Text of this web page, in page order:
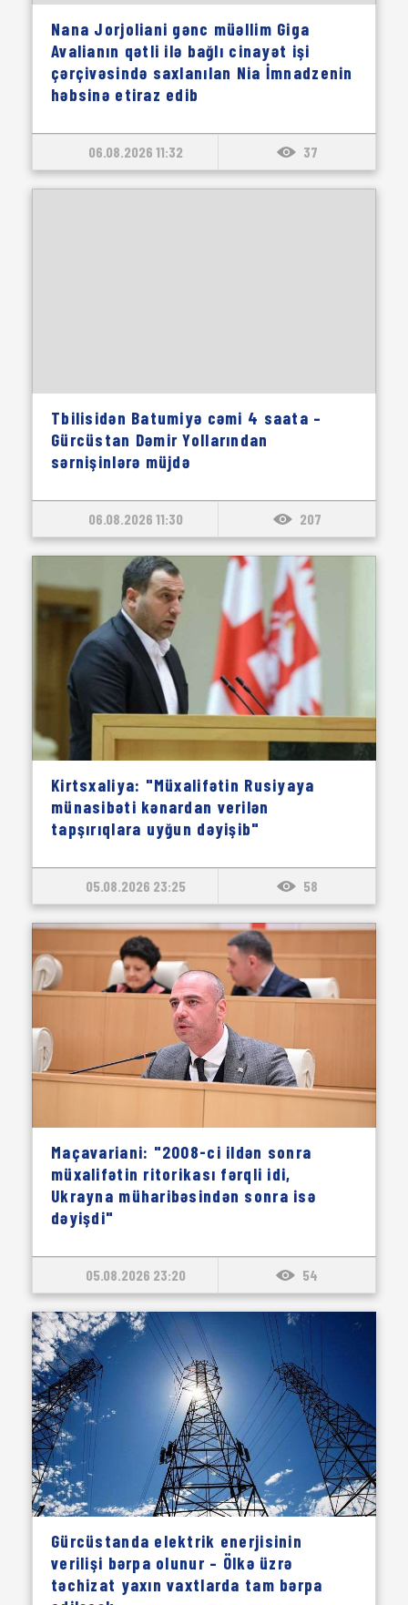
Nana Jorjoliani gənc müəllim Giga
Avalianın qətli ilə bağlı cinayət işi
çərçivəsində saxlanılan Nia İmnadzenin
həbsinə etiraz edib
06.08.2026 11:32 37
Tbilisidən Batumiyə cəmi 4 saata –
Gürcüstan Dəmir Yollarından
sərnişinlərə müjdə
06.08.2026 11:30 207
Kirtsxaliya: "Müxalifətin Rusiyaya
münasibəti kənardan verilən
tapşırıqlara uyğun dəyişib"
05.08.2026 23:25 58
Maçavariani: "2008-ci ildən sonra
müxalifətin ritorikası fərqli idi,
Ukrayna müharibəsindən sonra isə
dəyişdi"
05.08.2026 23:20 54
Gürcüstanda elektrik enerjisinin
verilişi bərpa olunur – Ölkə üzrə
təchizat yaxın vaxtlarda tam bərpa